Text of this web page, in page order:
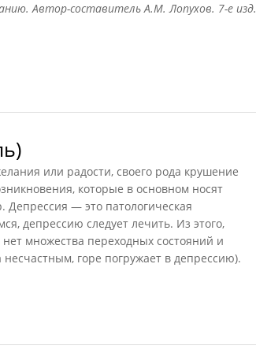
Автор-составитель А.М. Лопухов. 7-е изд.
или радости, своего рода крушение
которые в основном носят
Депрессия — это патологическая
депрессию следует лечить. Из этого,
множества переходных состояний и
горе погружает в депрессию).